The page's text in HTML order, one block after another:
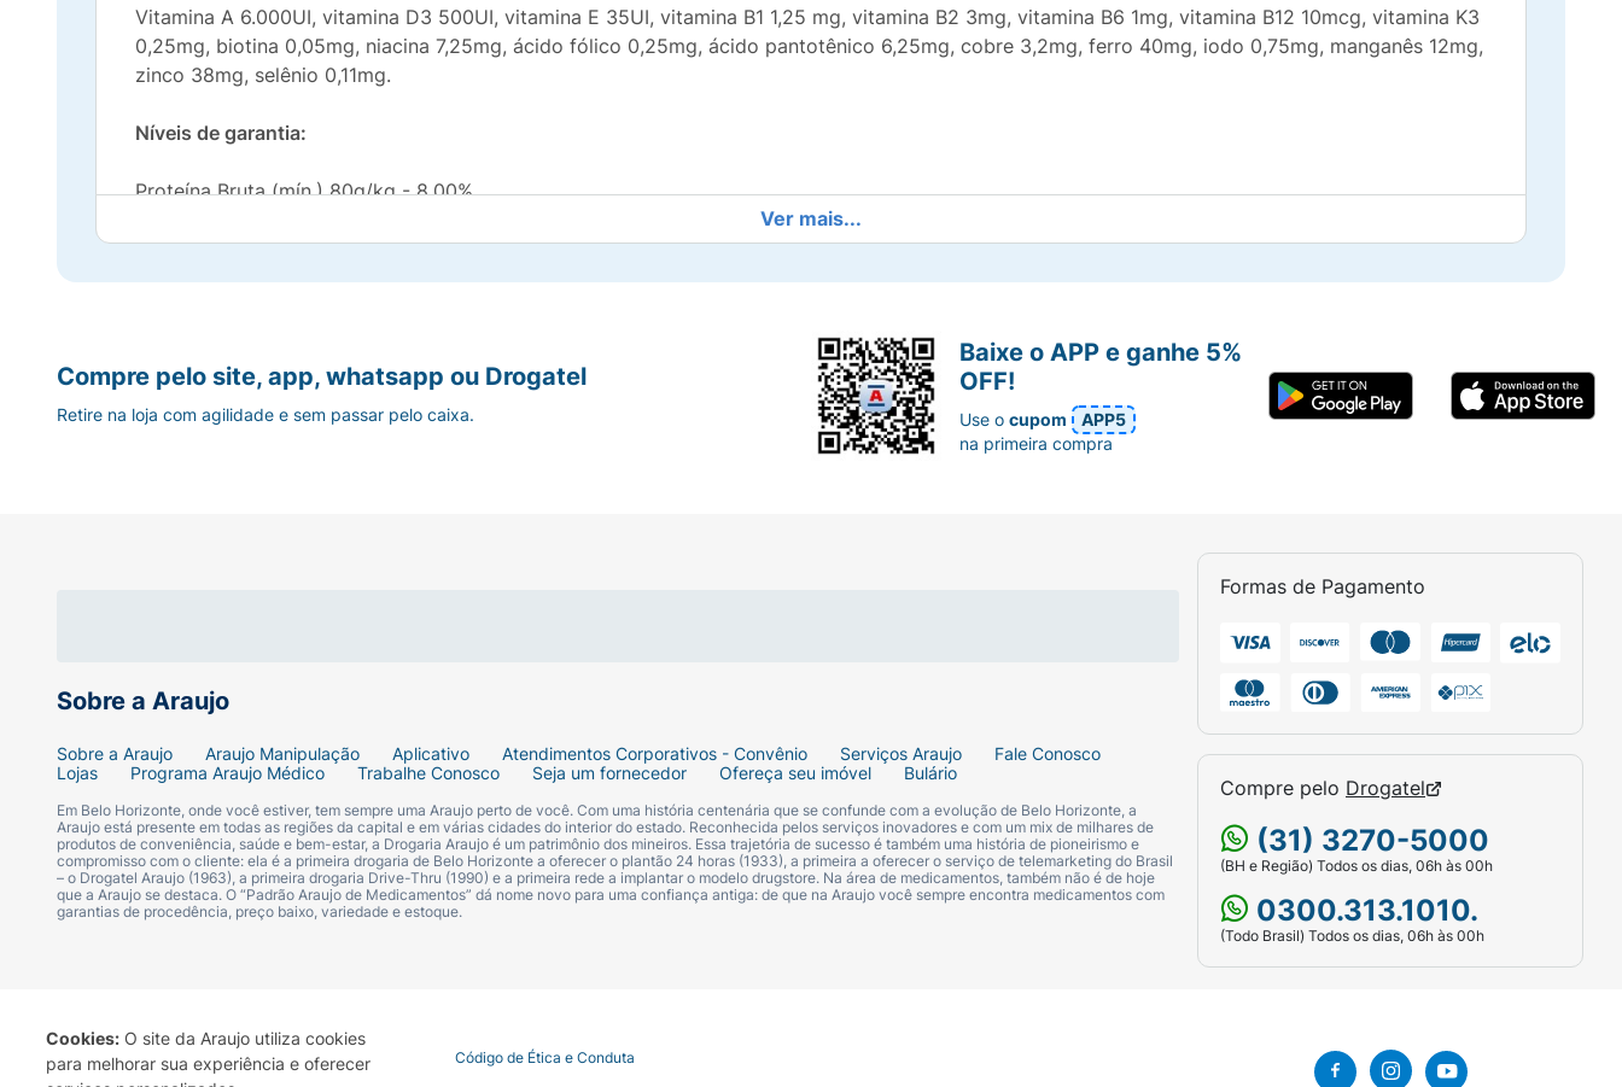
Cookies: O site da Araujo utiliza cookies
para melhorar sua experiência e oferecer
Vitamina A 6.000UI, vitamina D3 500UI, vitamina E 35UI, vitamina B1 1,25 mg, vitamina B2 3mg, vitamina B6 1mg, vitamina B12 10mcg, vitamina K3
0,25mg, biotina 0,05mg, niacina 7,25mg, ácido fólico 0,25mg, ácido pantotênico 6,25mg, cobre 3,2mg, ferro 40mg, iodo 0,75mg, manganês 12mg,
zinco 38mg, selênio 0,11mg.
Níveis de garantia:
Proteína Bruta (mín.) 80g/kg - 8,00%
Extrato Etéreo (mín.) 30g/kg - 3,00%
Matéria Mineral (máx.) 25g/kg - 2,50%
Cálcio (mín.) 1.500mg/kg - 0,15%
Ômega 3 (mín.) 360mg/kg - 0,036%
Mananoligossacarídeo (mín.) 180mg/kg - 0,018%
Umidade (máx.) 820g/kg - 82,00%
Energia M. do Produto:
Porte do cão - Peso do cão / Quantidade
Ver mais...
Sobre a Araujo
Sobre a Araujo Araujo Manipulação Aplicativo Atendimentos Corporativos - Convênio Serviços Araujo
Fale Conosco
Lojas
Programa Araujo Médico Trabalhe Conosco Seja um fornecedor Ofereça seu imóvel Bulário
Em Belo Horizonte, onde você estiver, tem sempre uma Araujo perto de você. Com uma história centenária que se confunde com a evolução de Belo Horizonte, a
Araujo está presente em todas as regiões da capital e em várias cidades do interior do estado. Reconhecida pelos serviços inovadores e com um mix de milhares de
produtos de conveniência, saúde e bem-estar, a Drogaria Araujo é um patrimônio dos mineiros. Essa trajetória de sucesso é também uma história de pioneirismo e
compromisso com o cliente: ela é a primeira drogaria de Belo Horizonte a oferecer o plantão 24 horas (1933), a primeira a oferecer o serviço de telemarketing do Brasil
– o Drogatel Araujo (1963), a primeira drogaria Drive-Thru (1990) e a primeira rede a implantar o modelo drugstore. Na área de medicamentos, também não é de hoje
que a Araujo se destaca. O “Padrão Araujo de Medicamentos” dá nome novo para uma confiança antiga: de que na Araujo você sempre encontra medicamentos com
garantias de procedência, preço baixo, variedade e estoque.
Formas de Pagamento
Compre pelo Drogatel
(31) 3270-5000
(BH e Região) Todos os dias, 06h às 00h
0300.313.1010.
(Todo Brasil) Todos os dias, 06h às 00h
Compre pelo site, app, whatsapp ou Drogatel
Retire na loja com agilidade e sem passar pelo caixa.
Baixe o APP e ganhe 5%
OFF!
Use ocupom
APP5
na primeira compra
Termo de Uso Portal da Privacidade Covid-19 Código de Ética e Conduta